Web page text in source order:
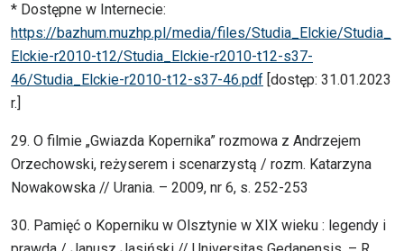
* Dostępne w Internecie:
https://bazhum.muzhp.pl/media/files/Studia_Elckie/Studia_
Elckie-r2010-t12/Studia_Elckie-r2010-t12-s37-
46/Studia_Elckie-r2010-t12-s37-46.pdf [dostęp: 31.01.2023
r.]
29. O filmie „Gwiazda Kopernika” rozmowa z Andrzejem
Orzechowski, reżyserem i scenarzystą / rozm. Katarzyna
Nowakowska // Urania. – 2009, nr 6, s. 252-253
30. Pamięć o Koperniku w Olsztynie w XIX wieku : legendy i